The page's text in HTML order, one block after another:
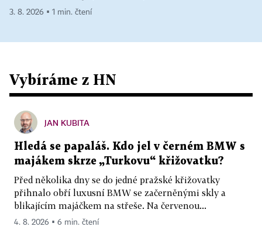
3. 8. 2026 ▪ 1 min. čtení
Vybíráme z HN
JAN KUBITA
Hledá se papaláš. Kdo jel v černém BMW s
majákem skrze „Turkovu“ křižovatku?
Před několika dny se do jedné pražské křižovatky
přihnalo obří luxusní BMW se začerněnými skly a
blikajícím majáčkem na střeše. Na červenou...
4. 8. 2026 ▪ 6 min. čtení